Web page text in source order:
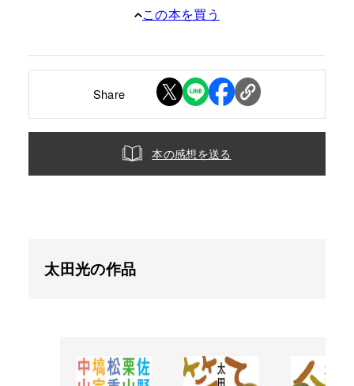
この本を買う
Share
本の感想を送る
太田光の作品